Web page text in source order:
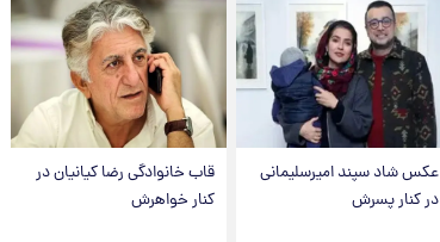
عکس شاد سپند امیرسلیمانی
در کنار پسرش
قاب خانوادگی رضا کیانیان در
کنار خواهرش